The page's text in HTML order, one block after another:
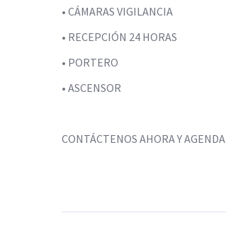
• CÁMARAS VIGILANCIA
• RECEPCIÓN 24 HORAS
• PORTERO
• ASCENSOR
CONTÁCTENOS AHORA Y